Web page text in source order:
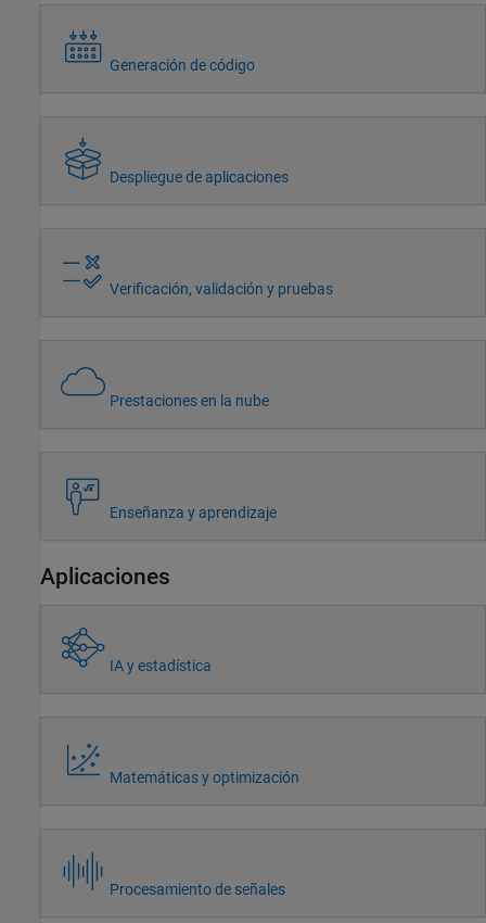
Generación de código
Despliegue de aplicaciones
Verificación, validación y pruebas
Prestaciones en la nube
Enseñanza y aprendizaje
Aplicaciones
IA y estadística
Matemáticas y optimización
Procesamiento de señales